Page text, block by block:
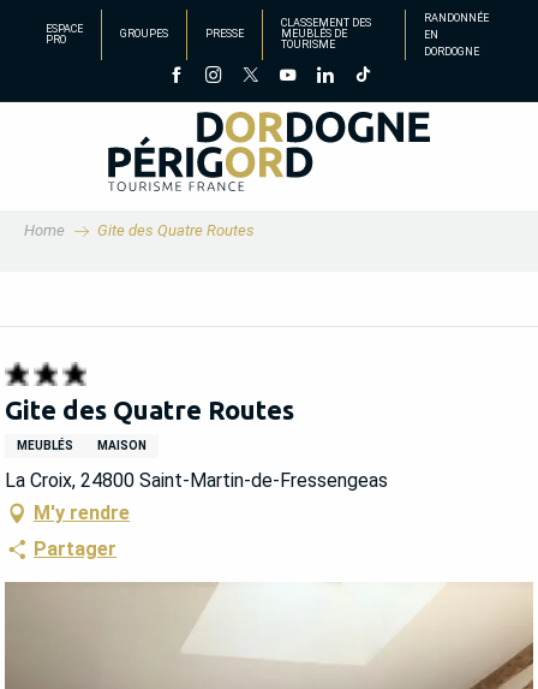
principal
ESPACE
PRO
GROUPES PRESSE
CLASSEMENT DES
MEUBLÉS DE
TOURISME
RANDONNÉE
EN
DORDOGNE
Home Gite des Quatre Routes
Gite des Quatre Routes
MEUBLÉS MAISON
La Croix, 24800 Saint-Martin-de-Fressengeas
M'y rendre
Partager